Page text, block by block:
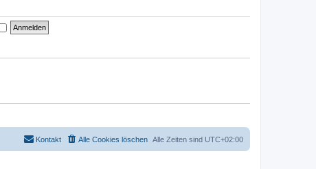
i
Alle Zeiten sind UTC+02:00
Alle Cookies löschen
Kontakt